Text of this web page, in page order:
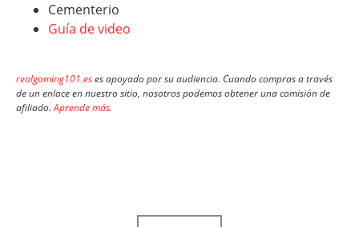
Cementerio
Guía de video
realgaming101.eses apoyado por su audiencia. Cuando compras a través
de un enlace en nuestro sitio, nosotros podemos obtener una comisión de
afiliado.Aprende más.